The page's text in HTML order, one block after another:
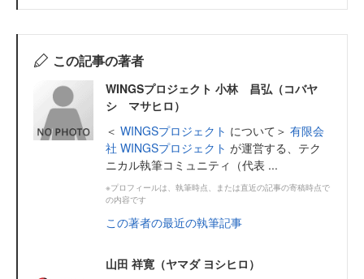
この記事の著者
WINGSプロジェクト 小林 昌弘（コバヤ
シ マサヒロ）
＜ WINGSプロジェクト について＞ 有限会
社 WINGSプロジェクト が運営する、テク
ニカル執筆コミュニティ（代表 ...
※プロフィールは、執筆時点、または直近の記事の寄稿時点で
の内容です
この著者の最近の執筆記事
山田 祥寛（ヤマダ ヨシヒロ）